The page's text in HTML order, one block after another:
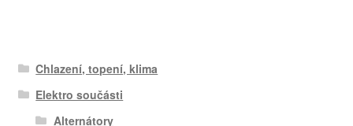
Chlazení, topení, klima
Elektro součásti
Alternátory